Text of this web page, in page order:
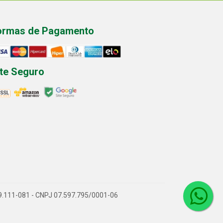
de Pagamento
Seguro
081 - CNPJ 07.597.795/0001-06